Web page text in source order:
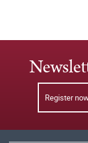
Register